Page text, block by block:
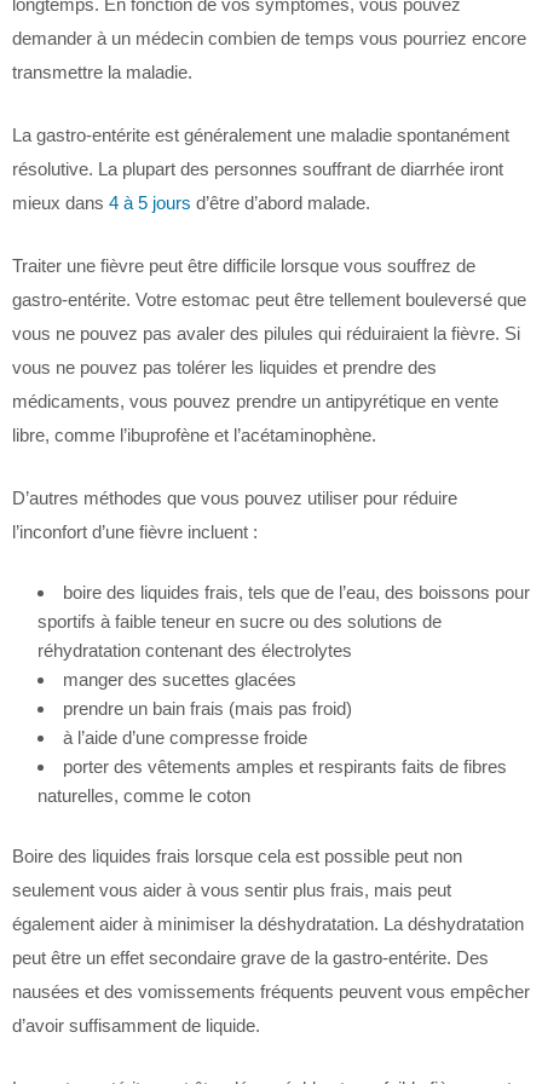
longtemps. En fonction de vos symptômes, vous pouvez
demander à un médecin combien de temps vous pourriez encore
transmettre la maladie.
La gastro-entérite est généralement une maladie spontanément
résolutive. La plupart des personnes souffrant de diarrhée iront
mieux dans 4 à 5 jours d’être d’abord malade.
Traiter une fièvre peut être difficile lorsque vous souffrez de
gastro-entérite. Votre estomac peut être tellement bouleversé que
vous ne pouvez pas avaler des pilules qui réduiraient la fièvre. Si
vous ne pouvez pas tolérer les liquides et prendre des
médicaments, vous pouvez prendre un antipyrétique en vente
libre, comme l’ibuprofène et l’acétaminophène.
D’autres méthodes que vous pouvez utiliser pour réduire
l’inconfort d’une fièvre incluent :
boire des liquides frais, tels que de l’eau, des boissons pour
sportifs à faible teneur en sucre ou des solutions de
réhydratation contenant des électrolytes
manger des sucettes glacées
prendre un bain frais (mais pas froid)
à l’aide d’une compresse froide
porter des vêtements amples et respirants faits de fibres
naturelles, comme le coton
Boire des liquides frais lorsque cela est possible peut non
seulement vous aider à vous sentir plus frais, mais peut
également aider à minimiser la déshydratation. La déshydratation
peut être un effet secondaire grave de la gastro-entérite. Des
nausées et des vomissements fréquents peuvent vous empêcher
d’avoir suffisamment de liquide.